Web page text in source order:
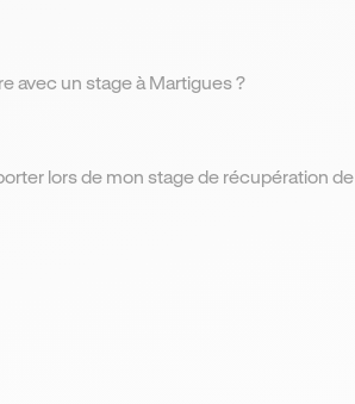
avec un stage à Martigues ?
lors de mon stage de récupération de